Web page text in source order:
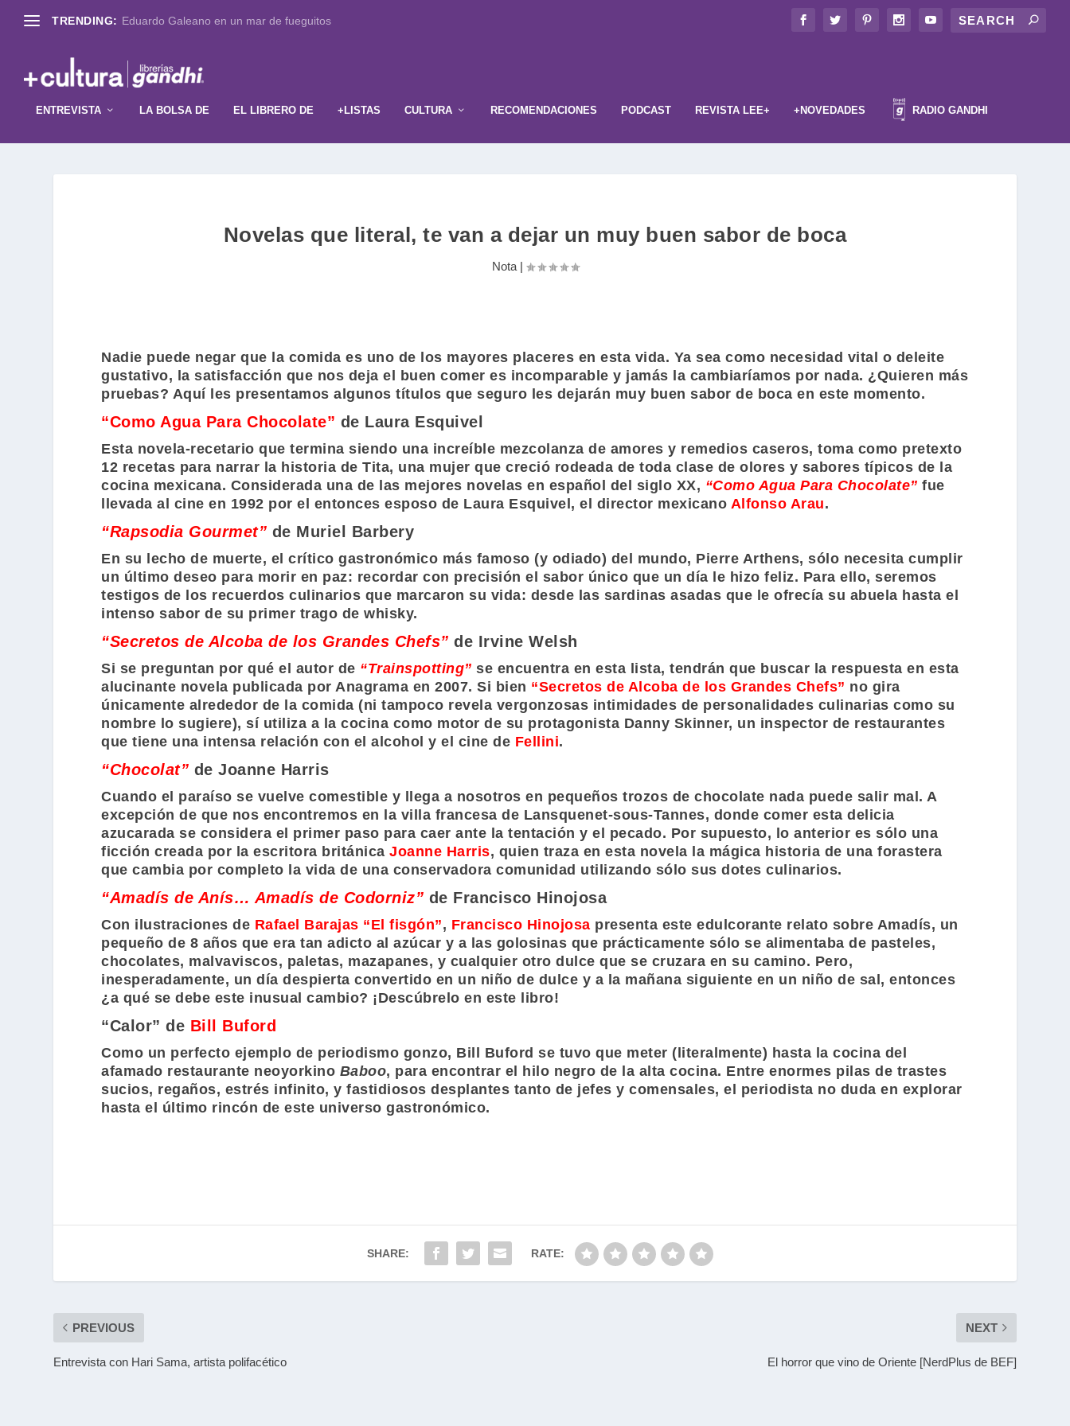
TRENDING: Eduardo Galeano en un mar de fueguitos
ENTREVISTA LA BOLSA DE EL LIBRERO DE +LISTAS CULTURA RECOMENDACIONES PODCAST REVISTA LEE+ +NOVEDADES RADIO GANDHI
Novelas que literal, te van a dejar un muy buen sabor de boca
Nota|
Nadie puede negar que la comida es uno de los mayores placeres en esta vida. Ya sea como necesidad vital o deleite
gustativo, la satisfacción que nos deja el buen comer es incomparable y jamás la cambiaríamos por nada. ¿Quieren más
pruebas? Aquí les presentamos algunos títulos que seguro les dejarán muy buen sabor de boca en este momento.
“Como Agua Para Chocolate” de Laura Esquivel
Esta novela-recetario que termina siendo una increíble mezcolanza de amores y remedios caseros, toma como pretexto
12 recetas para narrar la historia de Tita, una mujer que creció rodeada de toda clase de olores y sabores típicos de la
cocina mexicana. Considerada una de las mejores novelas en español del siglo XX, “Como Agua Para Chocolate” fue
llevada al cine en 1992 por el entonces esposo de Laura Esquivel, el director mexicano Alfonso Arau.
“Rapsodia Gourmet” de Muriel Barbery
En su lecho de muerte, el crítico gastronómico más famoso (y odiado) del mundo, Pierre Arthens, sólo necesita cumplir
un último deseo para morir en paz: recordar con precisión el sabor único que un día le hizo feliz. Para ello, seremos
testigos de los recuerdos culinarios que marcaron su vida: desde las sardinas asadas que le ofrecía su abuela hasta el
intenso sabor de su primer trago de whisky.
“Secretos de Alcoba de los Grandes Chefs” de Irvine Welsh
Si se preguntan por qué el autor de “Trainspotting” se encuentra en esta lista, tendrán que buscar la respuesta en esta
alucinante novela publicada por Anagrama en 2007. Si bien “Secretos de Alcoba de los Grandes Chefs” no gira
únicamente alrededor de la comida (ni tampoco revela vergonzosas intimidades de personalidades culinarias como su
nombre lo sugiere), sí utiliza a la cocina como motor de su protagonista Danny Skinner, un inspector de restaurantes
que tiene una intensa relación con el alcohol y el cine de Fellini.
“Chocolat” de Joanne Harris
Cuando el paraíso se vuelve comestible y llega a nosotros en pequeños trozos de chocolate nada puede salir mal. A
excepción de que nos encontremos en la villa francesa de Lansquenet-sous-Tannes, donde comer esta delicia
azucarada se considera el primer paso para caer ante la tentación y el pecado. Por supuesto, lo anterior es sólo una
ficción creada por la escritora británicaJoanne Harris, quien traza en esta novela la mágica historia de una forastera
que cambia por completo la vida de una conservadora comunidad utilizando sólo sus dotes culinarios.
“Amadís de Anís… Amadís de Codorniz” de Francisco Hinojosa
Con ilustraciones de Rafael Barajas “El fisgón”, Francisco Hinojosa presenta este edulcorante relato sobre Amadís, un
pequeño de 8 años que era tan adicto al azúcar y a las golosinas que prácticamente sólo se alimentaba de pasteles,
chocolates, malvaviscos, paletas, mazapanes, y cualquier otro dulce que se cruzara en su camino. Pero,
inesperadamente, un día despierta convertido en un niño de dulce y a la mañana siguiente en un niño de sal, entonces
¿a qué se debe este inusual cambio? ¡Descúbrelo en este libro!
“Calor” de Bill Buford
Como un perfecto ejemplo de periodismo gonzo, Bill Buford se tuvo que meter (literalmente) hasta la cocina del
afamado restaurante neoyorkino Baboo, para encontrar el hilo negro de la alta cocina. Entre enormes pilas de trastes
sucios, regaños, estrés infinito, y fastidiosos desplantes tanto de jefes y comensales, el periodista no duda en explorar
hasta el último rincón de este universo gastronómico.
SHARE: RATE:
PREVIOUS
Entrevista con Hari Sama, artista polifacético
NEXT
El horror que vino de Oriente [NerdPlus de BEF]